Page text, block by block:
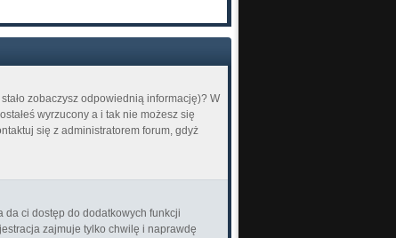
zobaczysz odpowiednią informację)? W
wyrzucony a i tak nie możesz się
się z administratorem forum, gdyż
da ci dostęp do dodatkowych funkcji
zajmuje tylko chwilę i naprawdę